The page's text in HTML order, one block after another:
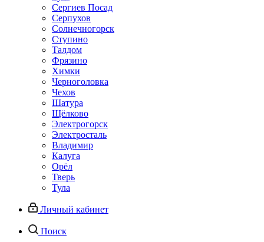
Сергиев Посад
Серпухов
Солнечногорск
Ступино
Талдом
Фрязино
Химки
Черноголовка
Чехов
Шатура
Щёлково
Электрогорск
Электросталь
Владимир
Калуга
Орёл
Тверь
Тула
Личный кабинет
Поиск